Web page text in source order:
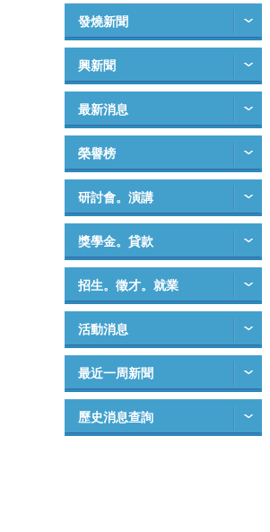
發燒新聞
興新聞
最新消息
榮譽榜
研討會。演講
獎學金。貸款
招生。徵才。就業
活動消息
最近一周新聞
歷史消息查詢